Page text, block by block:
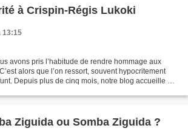
à Crispin-Régis Lukoki
13:15
avons pris l’habitude de rendre hommage aux
alors que l’on ressort, souvent hypocritement
Depuis plus de cinq mois, notre blog accueille un
Ziguida ou Somba Ziguida ?